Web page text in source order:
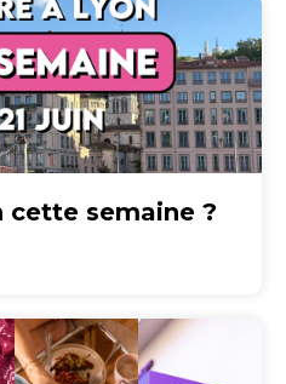
cette semaine ?